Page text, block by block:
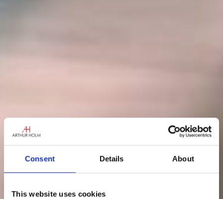
Consent Details About
This website uses cookies